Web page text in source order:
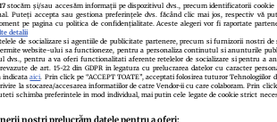
stocăm și/sau accesăm informații pe dispozitivul dvs., precum identificatorii
Puteți accepta sau gestiona preferințele dvs. făcând clic mai jos, respectiv vă
pe pagina cu politica de confidențialitate. Aceste alegeri vor fi raportate
detalii
de socializare si agentiile de publicitate partenere, precum si furnizorii nostri de
website-ului sa functioneze, pentru a personaliza continutul si anunturile
dvs., pentru a va oferi functionalitati aferente retelelor de socializare si pentru a
de art. 15-22 din GDPR in legatura cu prelucrarea datelor cu caracter
indicataaici . Prin click pe “ACCEPT TOATE”, acceptati folosirea tuturor Tehnologiilor
la stocarea/accesarea informatiilor de catre Vendor-ii cu care colaboram. Prin click
schimba preferintele in mod individual, mai putin cele legate de cookie strict